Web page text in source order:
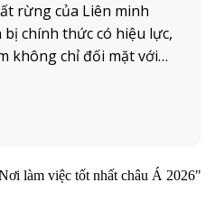
rừng của Liên minh
bị chính thức có hiệu lực,
không chỉ đối mặt với